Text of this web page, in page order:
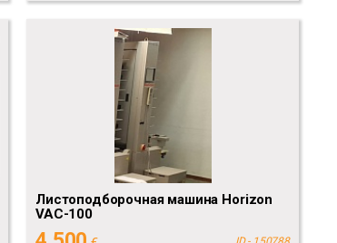
Листоподборочная машина Horizon
VAС-100